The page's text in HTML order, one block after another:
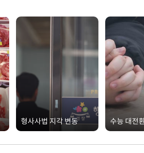
형사사법 지각 변동 수능 대전